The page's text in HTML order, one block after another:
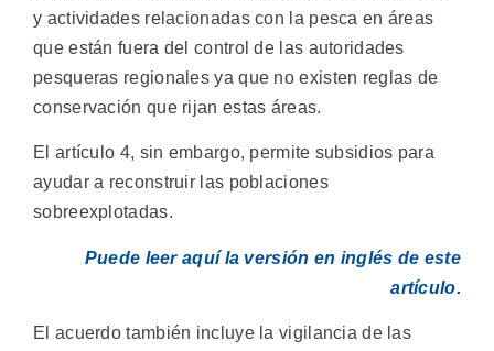
y actividades relacionadas con la pesca en áreas
que están fuera del control de las autoridades
pesqueras regionales ya que no existen reglas de
conservación que rijan estas áreas.
El artículo 4, sin embargo, permite subsidios para
ayudar a reconstruir las poblaciones
sobreexplotadas.
Puede leer aquí la versión en inglés de este
artículo.
El acuerdo también incluye la vigilancia de las